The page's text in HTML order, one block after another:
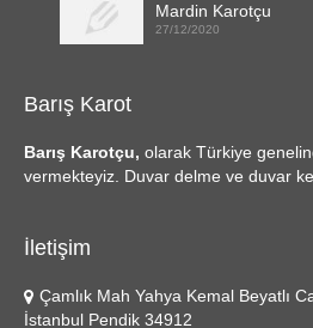
Mardin Karotçu
27/12/2020
Barış Karot
Barış Karotçu, olarak Türkiye
vermekteyiz. Duvar delme ve duvar
İletişim
Çamlık Mah Yahya Kemal Beyatlı
İstanbul Pendik 34912